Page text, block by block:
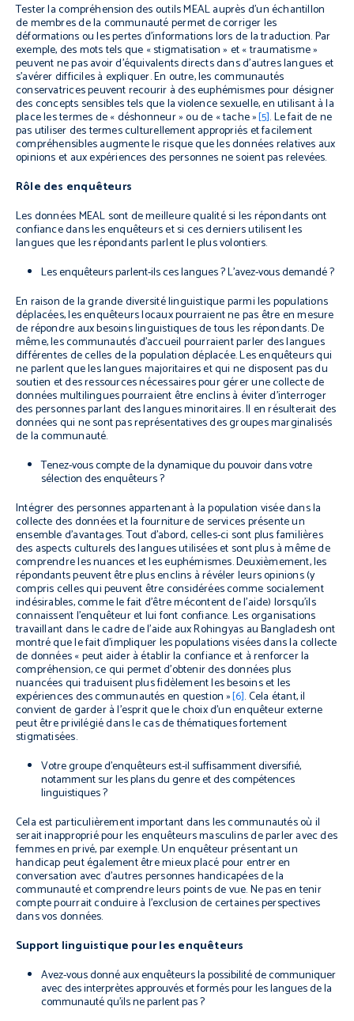
Tester la compréhension des outils MEAL auprès d’un échantillon
de membres de la communauté permet de corriger les
déformations ou les pertes d’informations lors de la traduction. Par
exemple, des mots tels que « stigmatisation » et « traumatisme »
peuvent ne pas avoir d’équivalents directs dans d’autres langues et
s’avérer difficiles à expliquer. En outre, les communautés
conservatrices peuvent recourir à des euphémismes pour désigner
des concepts sensibles tels que la violence sexuelle, en utilisant à la
place les termes de « déshonneur » ou de « tache »[5]. Le fait de ne
pas utiliser des termes culturellement appropriés et facilement
compréhensibles augmente le risque que les données relatives aux
opinions et aux expériences des personnes ne soient pas relevées.
Rôle des enquêteurs
Les données MEAL sont de meilleure qualité si les répondants ont
confiance dans les enquêteurs et si ces derniers utilisent les
langues que les répondants parlent le plus volontiers.
Les enquêteurs parlent-ils ces langues ? L’avez-vous demandé ?
En raison de la grande diversité linguistique parmi les populations
déplacées, les enquêteurs locaux pourraient ne pas être en mesure
de répondre aux besoins linguistiques de tous les répondants. De
même, les communautés d’accueil pourraient parler des langues
différentes de celles de la population déplacée. Les enquêteurs qui
ne parlent que les langues majoritaires et qui ne disposent pas du
soutien et des ressources nécessaires pour gérer une collecte de
données multilingues pourraient être enclins à éviter d’interroger
des personnes parlant des langues minoritaires. Il en résulterait des
données qui ne sont pas représentatives des groupes marginalisés
de la communauté.
Tenez-vous compte de la dynamique du pouvoir dans votre
sélection des enquêteurs ?
Intégrer des personnes appartenant à la population visée dans la
collecte des données et la fourniture de services présente un
ensemble d’avantages. Tout d’abord, celles-ci sont plus familières
des aspects culturels des langues utilisées et sont plus à même de
comprendre les nuances et les euphémismes.Deuxièmement, les
répondants peuvent être plus enclins à révéler leurs opinions (y
compris celles qui peuvent être considérées comme socialement
indésirables, comme le fait d’être mécontent de l’aide) lorsqu’ils
connaissent l’enquêteur et lui font confiance. Les organisations
travaillant dans le cadre de l’aide aux Rohingyas au Bangladesh ont
montré que le fait d’impliquer les populations visées dans la collecte
de données « peut aider à établir la confiance et à renforcer la
compréhension, ce qui permet d’obtenir des données plus
nuancées qui traduisent plus fidèlement les besoins et les
expériences des communautés en question »[6]. Cela étant, il
convient de garder à l’esprit que le choix d’un enquêteur externe
peut être privilégié dans le cas de thématiques fortement
stigmatisées.
Votre groupe d’enquêteurs est-il suffisamment diversifié,
notamment sur les plans du genre et des compétences
linguistiques ?
Cela est particulièrement important dans les communautés où il
serait inapproprié pour les enquêteurs masculins de parler avec des
femmes en privé, par exemple. Un enquêteur présentant un
handicap peut également être mieux placé pour entrer en
conversation avec d’autres personnes handicapées de la
communauté et comprendre leurs points de vue. Ne pas en tenir
compte pourrait conduire à l’exclusion de certaines perspectives
dans vos données.
Support linguistique pour les enquêteurs
Avez-vous donné aux enquêteurs la possibilité de communiquer
avec des interprètes approuvés et formés pour les langues de la
communauté qu’ils ne parlent pas ?